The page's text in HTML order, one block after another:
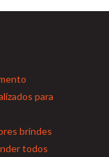
para
brindes
todos